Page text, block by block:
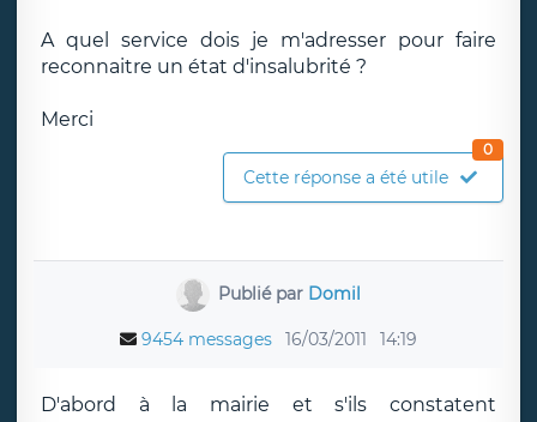
A quel service dois je m'adresser pour faire
reconnaitre un état d'insalubrité ?
Merci
Cette réponse a été utile
0
Publié par Domil
9454 messages 16/03/2011 14:19
D'abord à la mairie et s'ils constatent